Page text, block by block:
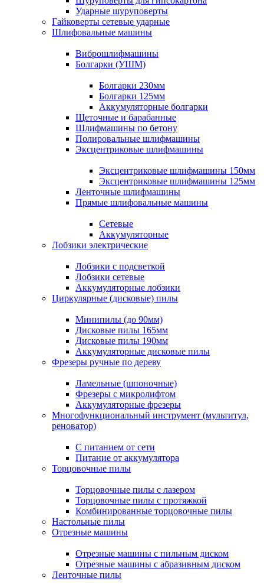
Ударные шуруповерты
Гайковерты сетевые ударные
Шлифовальные машины
Виброшлифмашины
Болгарки (УШМ)
Болгарки 230мм
Болгарки 125мм
Аккумуляторные болгарки
Щеточные и барабанные
Шлифмашины по бетону
Полировальные шлифмашины
Эксцентриковые шлифмашины
Эксцентриковые шлифмашины 150мм
Эксцентриковые шлифмашины 125мм
Ленточные шлифмашины
Прямые шлифовальные машины
Сетевые
Аккумуляторные
Лобзики электрические
Лобзики с подсветкой
Лобзики сетевые
Аккумуляторные лобзики
Циркулярные (дисковые) пилы
Минипилы (до 90мм)
Дисковые пилы 165мм
Дисковые пилы 190мм
Аккумуляторные дисковые пилы
Фрезеры ручные по дереву
Ламельные (шпоночные)
Фрезеры с микролифтом
Аккумуляторные фрезеры
Многофункциональный инструмент (мультитул,
реноватор)
С питанием от сети
Питание от аккумулятора
Торцовочные пилы
Торцовочные пилы с лазером
Торцовочные пилы с протяжкой
Комбинированные торцовочные пилы
Настольные пилы
Отрезные машины
Отрезные машины с пильным диском
Отрезные машины с абразивным диском
Ленточные пилы